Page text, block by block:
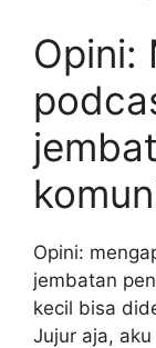
Opini:
Opini:
jembatan
kecil bisa
Jujur aja,